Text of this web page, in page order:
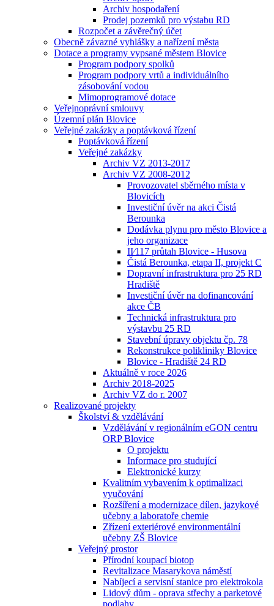
Archiv hospodaření
Prodej pozemků pro výstabu RD
Rozpočet a závěrečný účet
Obecně závazné vyhlášky a nařízení města
Dotace a programy vypsané městem Blovice
Program podpory spolků
Program podpory vrtů a individuálního
zásobování vodou
Mimoprogramové dotace
Veřejnoprávní smlouvy
Územní plán Blovice
Veřejné zakázky a poptávková řízení
Poptávková řízení
Veřejné zakázky
Archiv VZ 2013-2017
Archiv VZ 2008-2012
Provozovatel sběrného místa v
Blovicích
Investiční úvěr na akci Čistá
Berounka
Dodávka plynu pro město Blovice a
jeho organizace
II⁄117 průtah Blovice - Husova
Čistá Berounka, etapa II, projekt C
Dopravní infrastruktura pro 25 RD
Hradiště
Investiční úvěr na dofinancování
akce ČB
Technická infrastruktura pro
výstavbu 25 RD
Stavební úpravy objektu čp. 78
Rekonstrukce polikliniky Blovice
Blovice - Hradiště 24 RD
Aktuálně v roce 2026
Archiv 2018-2025
Archiv VZ do r. 2007
Realizované projekty
Školství & vzdělávání
Vzdělávání v regionálním eGON centru
ORP Blovice
O projektu
Informace pro studující
Elektronické kurzy
Kvalitním vybavením k optimalizaci
vyučování
Rozšíření a modernizace dílen, jazykové
učebny a laboratoře chemie
Zřízení exteriérové environmentální
učebny ZŠ Blovice
Veřejný prostor
Přírodní koupací biotop
Revitalizace Masarykova náměstí
Nabíjecí a servisní stanice pro elektrokola
Lidový dům - oprava střechy a parketové
podlahy